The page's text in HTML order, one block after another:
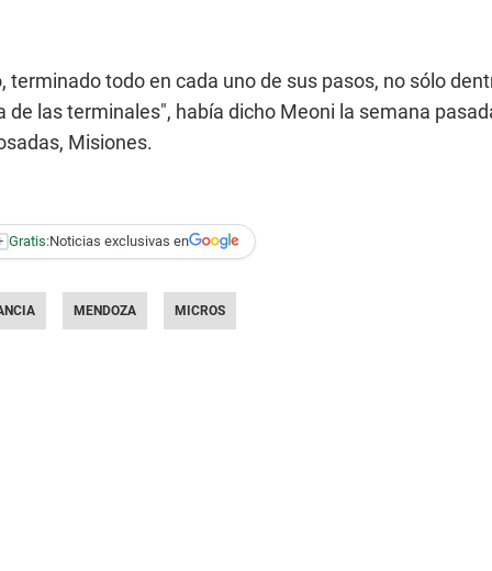
todo en cada uno de sus pasos, no sólo
las terminales", había dicho Meoni la semana
Misiones.
Gratis:Noticias exclusivas en
MENDOZA MICROS